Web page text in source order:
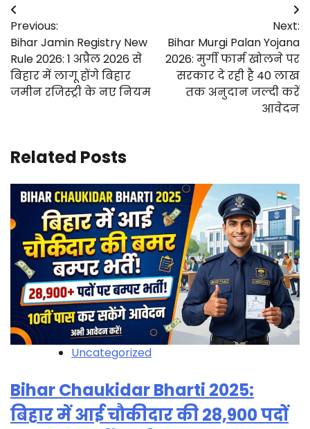
Post
navigation
Previous:
Bihar Jamin Registry New
Rule 2026: 1 अप्रैल 2026 से
बिहार में लागू होंगे बिहार
जमीन रजिस्ट्री के नए नियम
Next:
Bihar Murgi Palan Yojana
2026: मुर्गी फार्म खोलने पर
सरकार दे रही है 40 लाख
तक अनुदान जल्दी करें
आवेदन
Related Posts
Uncategorized
Bihar Chaukidar Bharti 2025:
बिहार में आई चौकीदार की 28,900 पदों